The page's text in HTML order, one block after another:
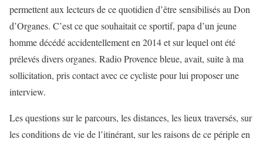
permettent aux lecteurs de ce quotidien d’être sensibilisés au Don
d’Organes. C’est ce que souhaitait ce sportif, papa d’un jeune
homme décédé accidentellement en 2014 et sur lequel ont été
prélevés divers organes. Radio Provence bleue, avait, suite à ma
sollicitation, pris contact avec ce cycliste pour lui proposer une
interview.
Les questions sur le parcours, les distances, les lieux traversés, sur
les conditions de vie de l’itinérant, sur les raisons de ce périple en